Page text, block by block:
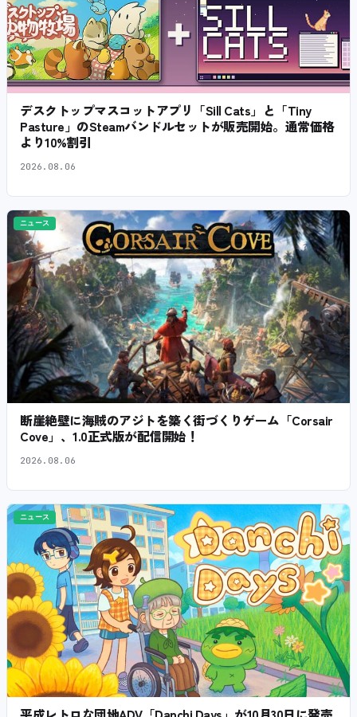
デスクトップマスコットアプリ「Sill Cats」と「Tiny
Pasture」のSteamバンドルセットが販売開始。通常価格
より10%割引
2026.08.06
ニュース
断崖絶壁に海賊のアジトを築く街づくりゲーム「Corsair
Cove」、1.0正式版が配信開始！
2026.08.06
ニュース